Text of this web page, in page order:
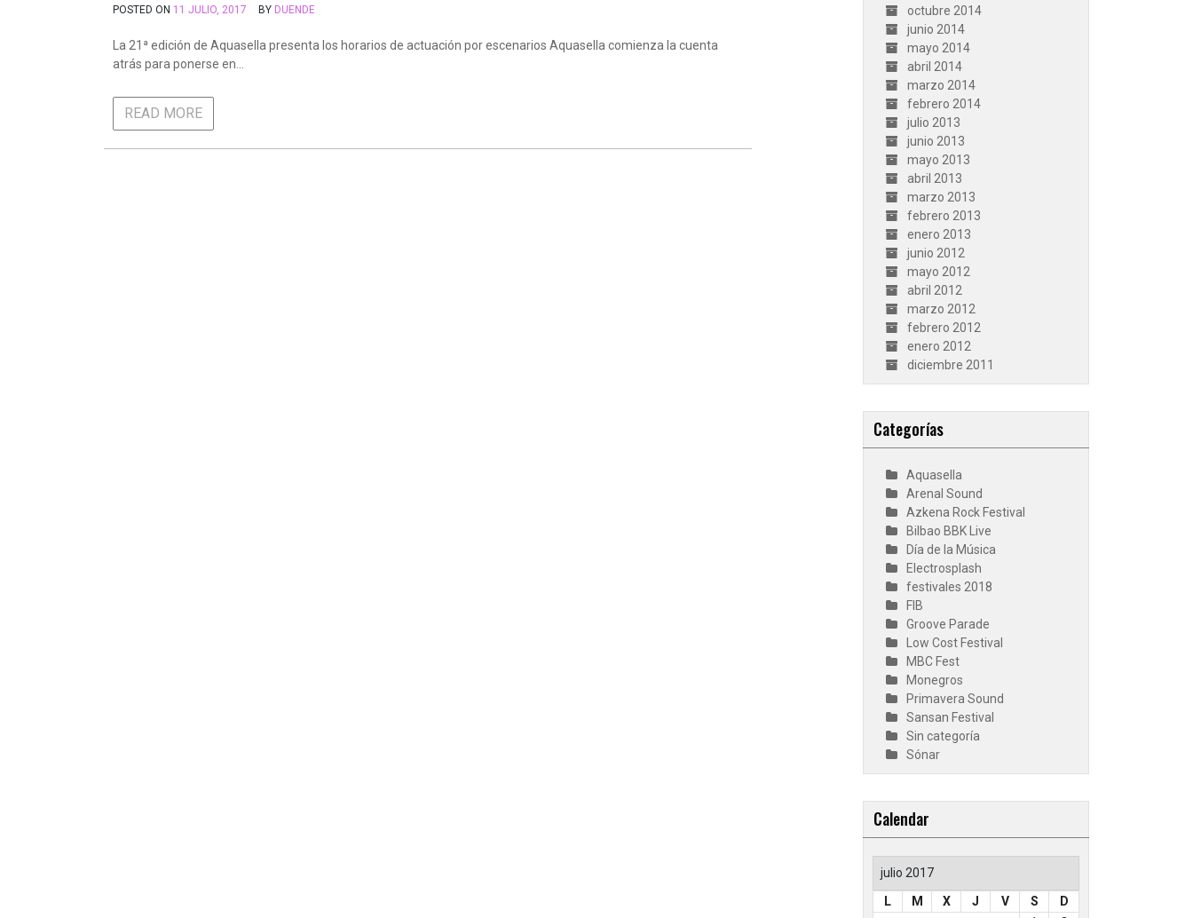
POSTED ON 11 JULIO, 2017 BY DUENDE
La 21ª edición de Aquasella presenta los horarios de actuación por escenarios Aquasella comienza la cuenta
atrás para ponerse en…
READ MORE
octubre 2014
junio 2014
mayo 2014
abril 2014
marzo 2014
febrero 2014
julio 2013
junio 2013
mayo 2013
abril 2013
marzo 2013
febrero 2013
enero 2013
junio 2012
mayo 2012
abril 2012
marzo 2012
febrero 2012
enero 2012
diciembre 2011
Categorías
Aquasella
Arenal Sound
Azkena Rock Festival
Bilbao BBK Live
Día de la Música
Electrosplash
festivales 2018
FIB
Groove Parade
Low Cost Festival
MBC Fest
Monegros
Primavera Sound
Sansan Festival
Sin categoría
Sónar
Calendar
julio 2017
L
M X J V S
D